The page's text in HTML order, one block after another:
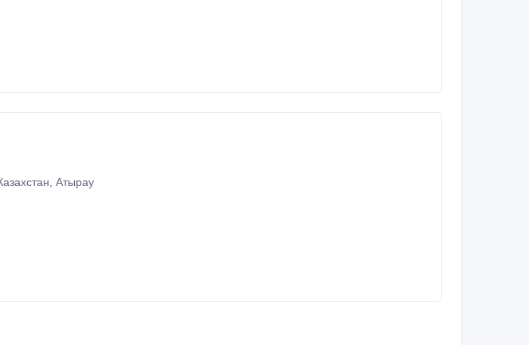
Атырау